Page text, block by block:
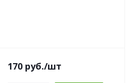
170 руб./шт